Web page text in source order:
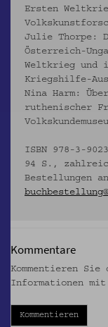
Ersten
Julie Thorpe:
Österreich-
Weltkrieg und
Kriegshilfe-
Nina Harm:
ruthenischer
ISBN 978-3-
94 S.,
Bestellungen
Kommentare
Kommentieren
Informationen mit
Kommentieren